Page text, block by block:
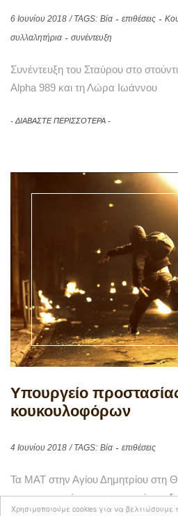
Χρησιμοποιούμε cookies για να
6 Ιουνίου 2018 / TAGS: Βία επιθέσεις
συλλαλητήρια
συνέντευξη
Συνέντευξη του Σταύρου στο
Alpha 989 και τη Λώρα Ιωάννου
ΔΙΑΒΑΣΤΕ ΠΕΡΙΣΣΟΤΕΡΑ
Υπουργείο
κουκουλοφόρων
4 Ιουνίου 2018 / TAGS: Βία επιθέσεις
Τα ΜΑΤ στην Αγίου Δημητρίου στη
να προστατεύουν το τουρκικό